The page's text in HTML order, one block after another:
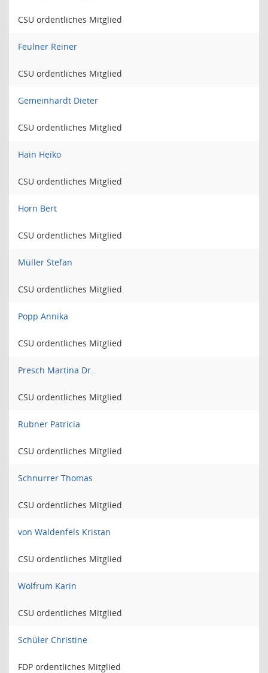
CSU ordentliches Mitglied
Feulner Reiner
CSU ordentliches Mitglied
Gemeinhardt Dieter
CSU ordentliches Mitglied
Hain Heiko
CSU ordentliches Mitglied
Horn Bert
CSU ordentliches Mitglied
Müller Stefan
CSU ordentliches Mitglied
Popp Annika
CSU ordentliches Mitglied
Presch Martina Dr.
CSU ordentliches Mitglied
Rubner Patricia
CSU ordentliches Mitglied
Schnurrer Thomas
CSU ordentliches Mitglied
von Waldenfels Kristan
CSU ordentliches Mitglied
Wolfrum Karin
CSU ordentliches Mitglied
Schüler Christine
FDP ordentliches Mitglied